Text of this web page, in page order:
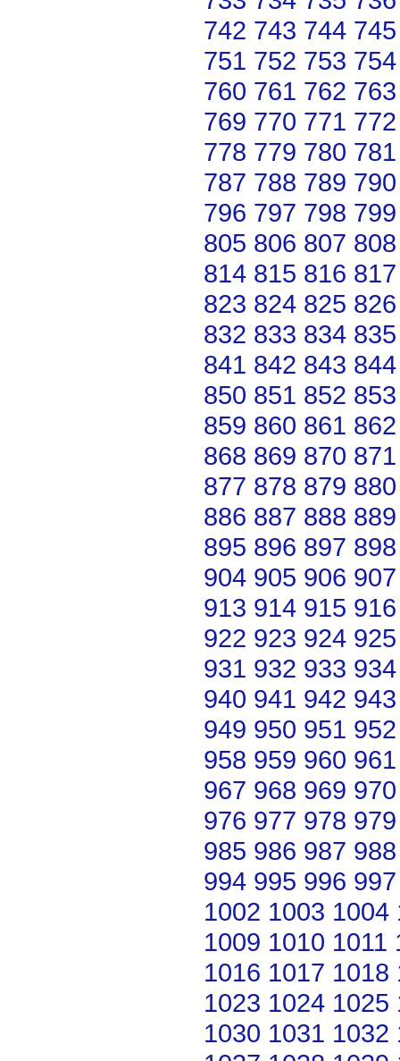
742 743 744 745
751 752 753 754
760 761 762 763
769 770 771 772
778 779 780 781
787 788 789 790
796 797 798 799
805 806 807 808
814 815 816 817
823 824 825 826
832 833 834 835
841 842 843 844
850 851 852 853
859 860 861 862
868 869 870 871
877 878 879 880
886 887 888 889
895 896 897 898
904 905 906 907
913 914 915 916
922 923 924 925
931 932 933 934
940 941 942 943
949 950 951 952
958 959 960 961
967 968 969 970
976 977 978 979
985 986 987 988
994 995 996 997
1002 1003 1004
1009 1010 1011
1016 1017 1018
1023 1024 1025
1030 1031 1032